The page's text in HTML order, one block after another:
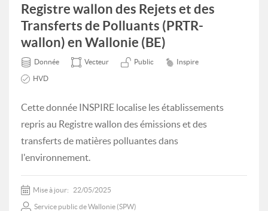
Registre wallon des Rejets et des
Transferts de Polluants (PRTR-
wallon) en Wallonie (BE)
Donnée Vecteur Public Inspire
HVD
Cette donnée INSPIRE localise les établissements
repris au Registre wallon des émissions et des
transferts de matières polluantes dans
l'environnement.
Mise à jour: 22/05/2025
Service public de Wallonie (SPW)